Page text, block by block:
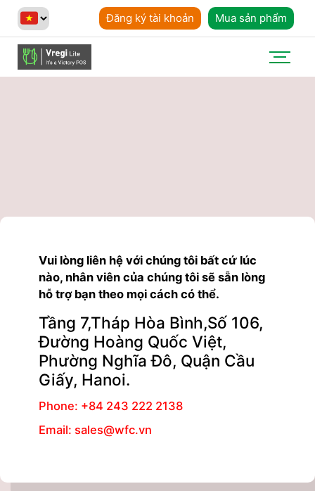
Đăng ký tài khoản Mua sản phẩm
Vui lòng liên hệ với chúng tôi bất cứ lúc
nào, nhân viên của chúng tôi sẽ sẵn lòng
hỗ trợ bạn theo mọi cách có thể.
Tầng 7,Tháp Hòa Bình,Số 106,
Đường Hoàng Quốc Việt,
Phường Nghĩa Đô, Quận Cầu
Giấy, Hanoi.
Phone: +84 243 222 2138
Email: sales@wfc.vn